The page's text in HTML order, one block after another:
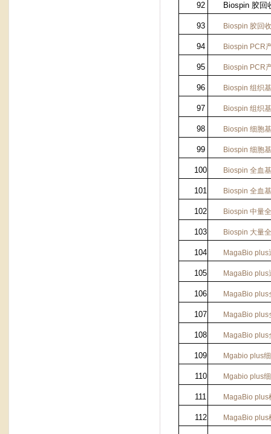
92 Biospin 胶回
93 Biospin 胶回
94 Biospin PCR
95 Biospin PCR
96 Biospin 组织
97 Biospin 组织
98 Biospin 细胞
99 Biospin 细胞
100 Biospin 全血
101 Biospin 全血
102 Biospin 中量
103 Biospin 大量
104 MagaBio plus
105 MagaBio plus
106 MagaBio plus
107 MagaBio plus
108 MagaBio plus
109 Mgabio plus
110 Mgabio plus
111 MagaBio plus
112 MagaBio plus